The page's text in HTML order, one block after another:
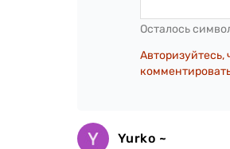
Осталось
Yurko ~